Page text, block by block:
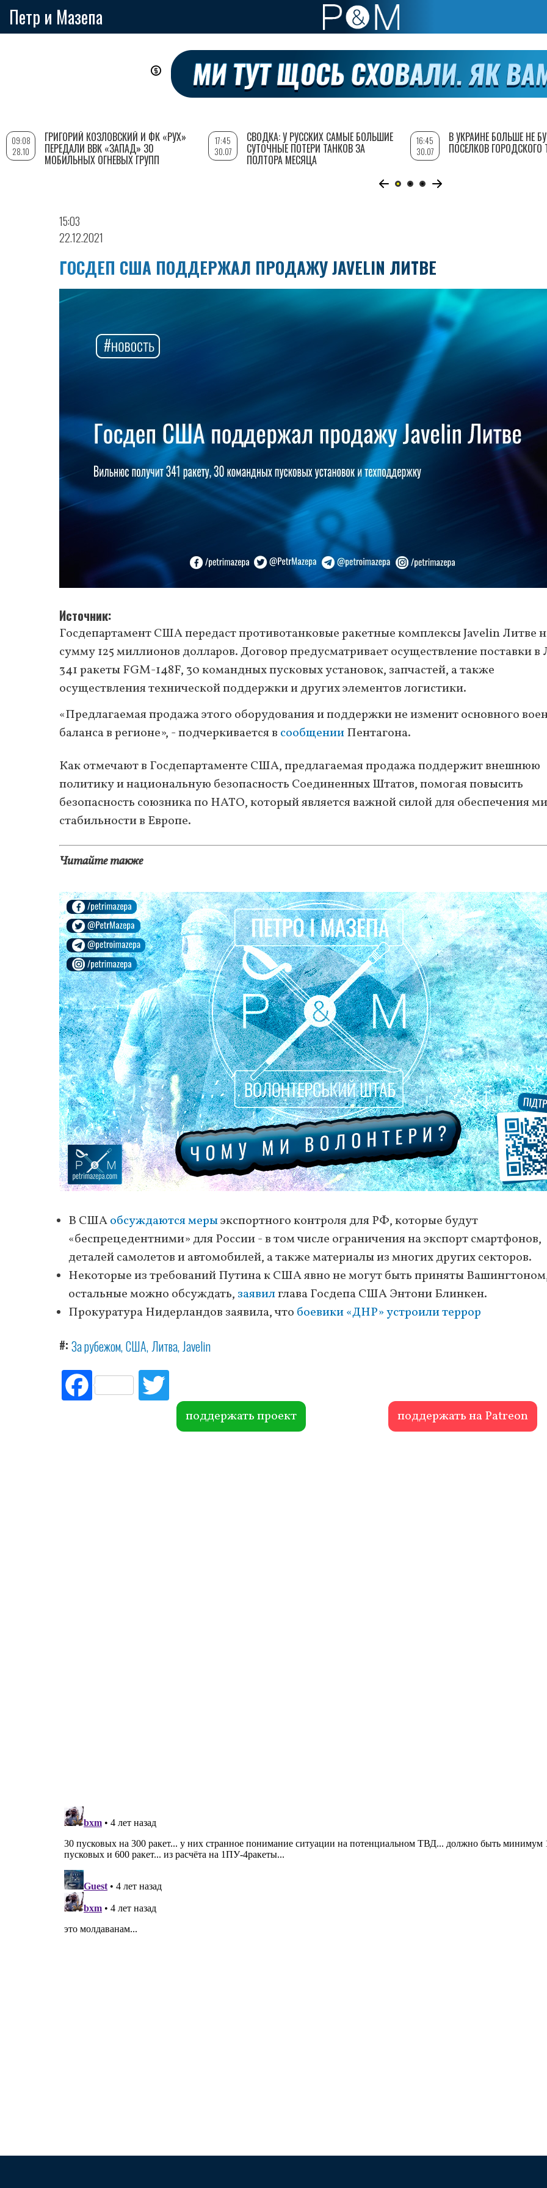
Петр и Мазепа
15:03
22.12.2021
ГОСДЕП США ПОДДЕРЖАЛ ПРОДАЖУ JAVELIN ЛИТВЕ
Источник
Госдепартамент США передаст противотанковые ракетные комплексы Javelin Литве
сумму 125 миллионов долларов. Договор предусматривает осуществление поставки в
341 ракеты FGM-148F, 30 командных пусковых установок, запчастей, а также
осуществления технической поддержки и других элементов логистики.
«Предлагаемая продажа этого оборудования и поддержки не изменит основного
баланса в регионе», - подчеркивается в сообщенииПентагона.
Как отмечают в Госдепартаменте США, предлагаемая продажа поддержит внешнюю
политику и национальную безопасность Соединенных Штатов, помогая повысить
безопасность союзника по НАТО, который является важной силой для обеспечения
стабильности в Европе.
Читайте также
В СШАобсуждаются мерыэкспортного контроля для РФ, которые будут
«беспрецедентними» для России - в том числе ограничения на экспорт смартфонов,
деталей самолетов и автомобилей, а также материалы из многих других секторов.
Некоторые из требований Путина к США явно не могут быть приняты
остальные можно обсуждать, заявилглава Госдепа США Энтони Блинкен.
Прокуратура Нидерландов заявила, что боевики «ДНР» устроили террор
# За рубежом США Литва Javelin
Fac
ebo itte
r поддержать проект поддержать на Patreon
09:08
28.10
ГРИГОРИЙ КОЗЛОВСКИЙ И ФК «РУХ»
ПЕРЕДАЛИ ВВК «ЗАПАД» 30
МОБИЛЬНЫХ ОГНЕВЫХ ГРУПП
17:45
30.07
СВОДКА: У РУССКИХ САМЫЕ БОЛЬШИЕ
СУТОЧНЫЕ ПОТЕРИ ТАНКОВ ЗА
ПОЛТОРА МЕСЯЦА
16:45
30.07
В УКРАИНЕ БОЛЬШЕ НЕ
ПОСЕЛКОВ ГОРОДСКОГО